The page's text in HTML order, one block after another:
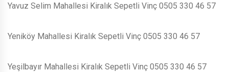
Yavuz Selim Mahallesi Kiralık Sepetli Vinç 0505 330 46 57
Yeniköy Mahallesi Kiralık Sepetli Vinç 0505 330 46 57
Yeşilbayır Mahallesi Kiralık Sepetli Vinç 0505 330 46 57